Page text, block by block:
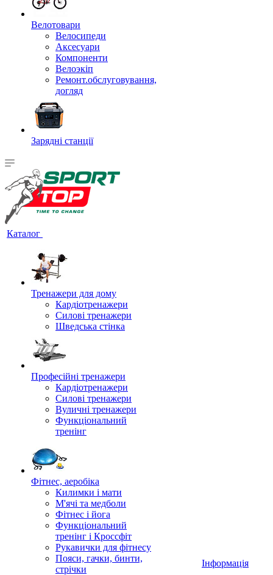
Велотовари
Велосипеди
Аксесуари
Компоненти
Велоэкіп
Ремонт.обслуговування,
догляд
Зарядні станції
Каталог
Тренажери для дому
Кардіотренажери
Силові тренажери
Шведська стінка
Професійні тренажери
Кардіотренажери
Силові тренажери
Вуличні тренажери
Функціональний
тренінг
Фітнес, аеробіка
Килимки і мати
М'ячі та медболи
Фітнес і йога
Функціональний
тренінг і Кроссфіт
Рукавички для фітнесу
Пояси, гачки, бинти,
стрічки
Інформація